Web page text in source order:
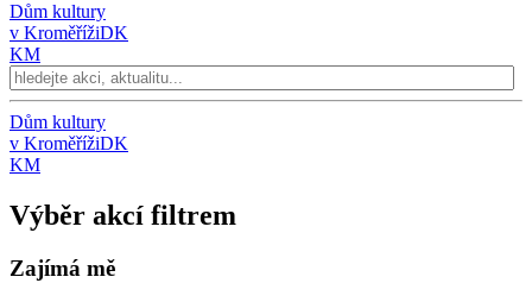
Dům kultury
v KroměřížiDK
KM
Dům kultury
v KroměřížiDK
KM
Výběr akcí filtrem
Zajímá mě